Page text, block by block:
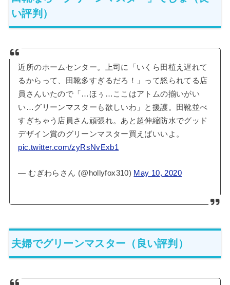
い評判）
近所のホームセンター。上司に「いくら田植え遅れて
るからって、田靴多すぎるだろ！」って怒られてる店
員さんいたので「…ほぅ…ここはアトムの揃いがい
い…グリーンマスターも欲しいわ」と援護。田靴並べ
すぎちゃう店員さん頑張れ。あと超伸縮防水でグッド
デザイン賞のグリーンマスター買えばいいよ。
pic.twitter.com/zyRsNvExb1
— むぎわらさん (@hollyfox310) May 10, 2020
夫婦でグリーンマスター（良い評判）